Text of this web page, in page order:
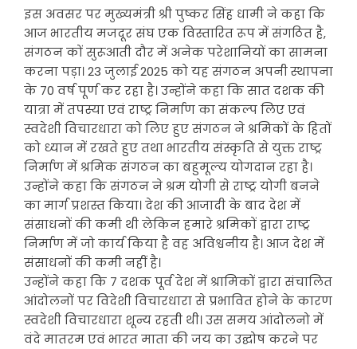
इस अवसर पर मुख्यमंत्री श्री पुष्कर सिंह धामी ने कहा कि
आज भारतीय मजदूर संघ एक विस्तारित रूप में संगठित है,
संगठन कों सुरूआती दौर में अनेक परेशानियों का सामना
करना पड़ा। 23 जुलाई 2025 को यह संगठन अपनी स्थापना
के 70 वर्ष पूर्ण कर रहा है। उन्होंने कहा कि सात दशक की
यात्रा में तपस्या एवं राष्ट्र निर्माण का संकल्प लिए एवं
स्वदेशी विचारधारा को लिए हुए संगठन ने श्रमिकों के हितों
को ध्यान में रखते हुए तथा भारतीय संस्कृति से युक्त राष्ट्र
निर्माण में श्रमिक संगठन का बहुमूल्य योगदान रहा है।
उन्होंने कहा कि संगठन ने श्रम योगी से राष्ट्र योगी बनने
का मार्ग प्रशस्त किया। देश की आजादी के बाद देश में
संसाधनों की कमी थी लेकिन हमारे श्रमिकों द्वारा राष्ट्र
निर्माण में जो कार्य किया है वह अविश्वनीय है। आज देश में
संसाधनों की कमी नहीं है।
उन्होंने कहा कि 7 दशक पूर्व देश में श्रामिकों द्वारा संचालित
आंदोलनों पर विदेशी विचारधारा से प्रभावित होने के कारण
स्वदेशी विचारधारा शून्य रहती थी। उस समय आंदोलनो में
वंदे मातरम एवं भारत माता की जय का उद्घोष करने पर